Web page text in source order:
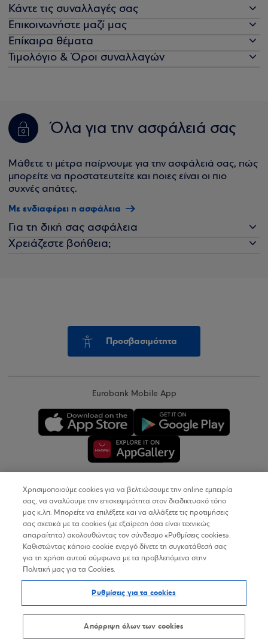
Κάντε τις συναλλαγές σας
Επικοινωνήστε μαζί μας
Επίκαιρα θέματα
Τιμολόγιο & Όροι συναλλαγών
Όλα για την ασφάλειά σας
Μάθετε τι μέτρα παίρνουμε για την ασφάλειά σας, πώς
μπορείτε να προστατευτείτε και ποιες είναι οι πιο
συχνές απάτες.
Με ενδιαφέρει η ασφάλεια
Για τη δική σας ασφάλεια
Χρειάζεστε βοήθεια;
Προσβασιμότητα
Eurobank Mobile App
Copyright © 2026
Όροι Χρήσης
Προσωπικά Δεδομένα στον Διαδικτυακό Τόπο
Δήλωση Προσβασιμότητας
Sitemap
Χρησιμοποιούμε cookies για να βελτιώσουμε την online εμπειρία
σας, να αναλύουμε την επισκεψιμότητα στον διαδικτυακό τόπο
μας κ.λπ. Μπορείτε να επιλέξετε και να αλλάξετε τις προτιμήσεις
σας σχετικά με τα cookies (με εξαίρεση όσα είναι τεχνικώς
απαραίτητα) ακολουθώντας τον σύνδεσμο «Ρυθμίσεις cookies».
Καθιστώντας κάποιο cookie ενεργό δίνετε τη συγκατάθεσή σας
για τη χρήση αυτού σύμφωνα με τα προβλεπόμενα στην
Πολιτική μας για τα Cookies.
Ρυθμίσεις για τα cookies
Απόρριψη όλων των cookies